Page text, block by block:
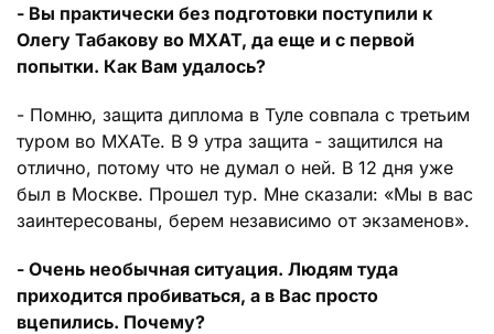
- Вы практически без подготовки поступили к
Олегу Табакову во МХАТ, да еще и с первой
попытки. Как Вам удалось?
- Помню, защита диплома в Туле совпала с третьим
туром во МХАТе. В 9 утра защита - защитился на
отлично, потому что не думал о ней. В 12 дня уже
был в Москве. Прошел тур. Мне сказали: «Мы в вас
заинтересованы, берем независимо от экзаменов».
- Очень необычная ситуация. Людям туда
приходится пробиваться, а в Вас просто
вцепились. Почему?